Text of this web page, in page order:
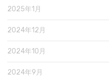
2025年1月
2024年12月
2024年10月
2024年9月